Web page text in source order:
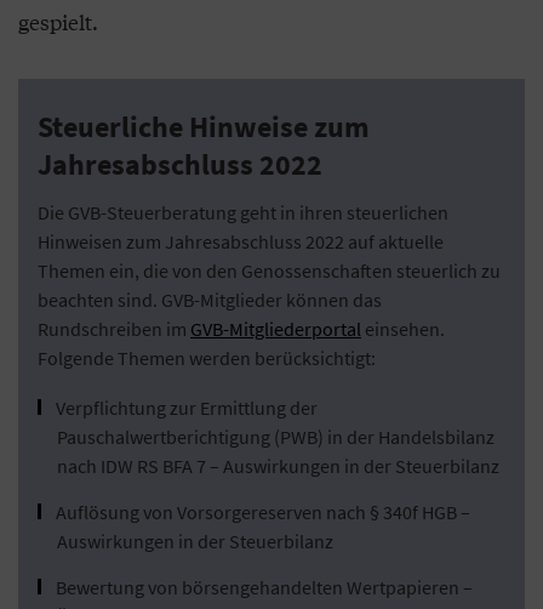
gespielt.
Steuerliche Hinweise zum
Jahresabschluss 2022
Die GVB-Steuerberatung geht in ihren steuerlichen
Hinweisen zum Jahresabschluss 2022 auf aktuelle
Themen ein, die von den Genossenschaften steuerlich zu
beachten sind. GVB-Mitglieder können das
Rundschreiben im GVB-Mitgliederportal einsehen.
Folgende Themen werden berücksichtigt:
Verpflichtung zur Ermittlung der
Pauschalwertberichtigung (PWB) in der Handelsbilanz
nach IDW RS BFA 7 – Auswirkungen in der Steuerbilanz
Auflösung von Vorsorgereserven nach § 340f HGB –
Auswirkungen in der Steuerbilanz
Bewertung von börsengehandelten Wertpapieren –